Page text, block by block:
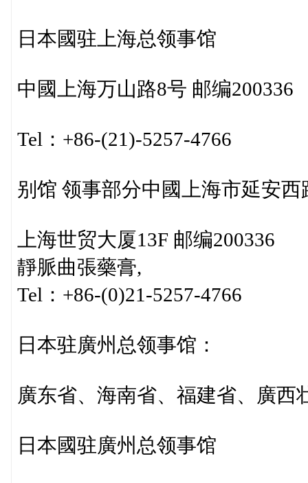
日本國驻上海总领事馆
中國上海万山路8号 邮编200336
Tel：+86-(21)-5257-4766
别馆 领事部分中國上海市延安西
上海世贸大厦13F 邮编200336
靜脈曲張藥膏,
Tel：+86-(0)21-5257-4766
日本驻廣州总领事馆：
廣东省、海南省、福建省、廣西
日本國驻廣州总领事馆